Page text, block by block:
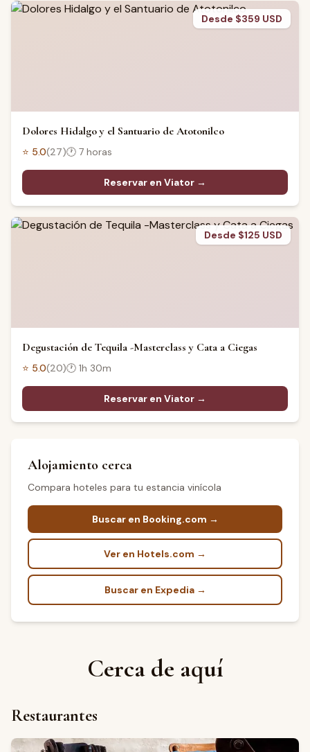
Desde $359 USD
Dolores Hidalgo y el Santuario de Atotonilco
⭐ 5.0(27)🕐 7 horas
Reservar en Viator →
Desde $125 USD
Degustación de Tequila -Masterclass y Cata a Ciegas
⭐ 5.0(20)🕐 1h 30m
Reservar en Viator →
Alojamiento cerca
Compara hoteles para tu estancia vinícola
Buscar en Booking.com →
Ver en Hotels.com →
Buscar en Expedia →
Cerca de aquí
Restaurantes